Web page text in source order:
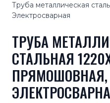
Труба металлическая
Электросварная
ТРУБА
СТАЛЬНАЯ
ПРЯМОШОВНАЯ,